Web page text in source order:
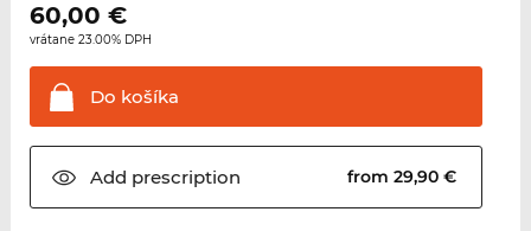
60,00 €
vrátane 23.00% DPH
Do košíka
Add prescription from 29,90 €